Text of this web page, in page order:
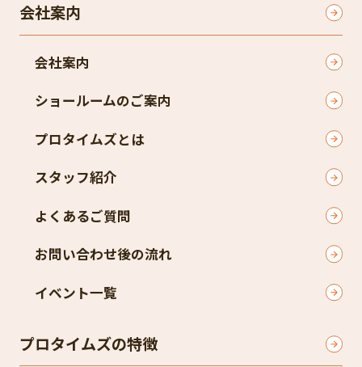
会社案内
会社案内
ショールームのご案内
プロタイムズとは
スタッフ紹介
よくあるご質問
お問い合わせ後の流れ
イベント一覧
プロタイムズの特徴